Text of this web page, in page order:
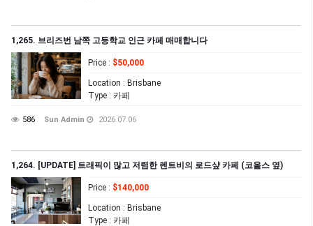
1,265. 브리즈번 남쪽 고등학교 인근 카페 매매합니다
Price : $50,000
Location : Brisbane
Type : 카페
586 Sun Admin 2026.07.06
1,264. [UPDATE] 트래픽이 많고 저렴한 렌트비의 로드샾 카페 (코올스 옆)
Price : $140,000
Location : Brisbane
Type : 카페